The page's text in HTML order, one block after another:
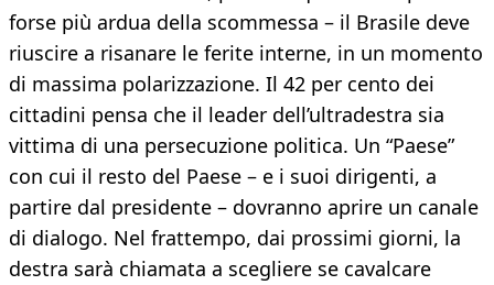
forse più ardua della scommessa – il Brasile deve
riuscire a risanare le ferite interne, in un momento
di massima polarizzazione. Il 42 per cento dei
cittadini pensa che il leader dell’ultradestra sia
vittima di una persecuzione politica. Un “Paese”
con cui il resto del Paese – e i suoi dirigenti, a
partire dal presidente – dovranno aprire un canale
di dialogo. Nel frattempo, dai prossimi giorni, la
destra sarà chiamata a scegliere se cavalcare